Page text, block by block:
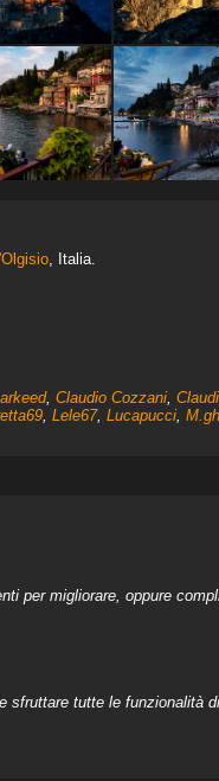
, Italia.
, Claudio Cozzani,
, Lele67, Lucapucci,
per migliorare, oppure
tutte le funzionalità